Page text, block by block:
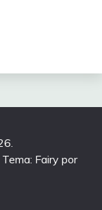
Tema: Fairy por